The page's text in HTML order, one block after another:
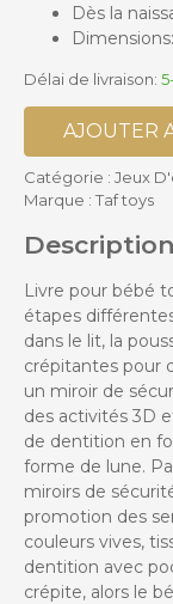
Dès la
Délai de livraison:
AJOUTER
Catégorie : Jeux
Marque : Taf toys
Description
Livre pour bébé
étapes
dans le lit, la
crépitantes pour
un miroir de
des activités 3D
de dentition en
forme de lune.
miroirs de
promotion des
couleurs vives,
dentition avec
crépite, alors le